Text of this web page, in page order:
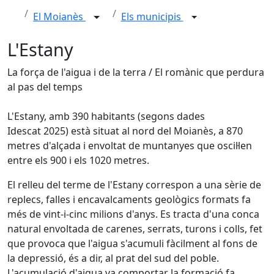
El Moianès Els municipis
L'Estany
La força de l'aigua i de la terra / El romànic que perdura
al pas del temps
L'Estany, amb 390 habitants (segons dades
Idescat 2025) està situat al nord del Moianès, a 870
metres d'alçada i envoltat de muntanyes que oscil·len
entre els 900 i els 1020 metres.
El relleu del terme de l'Estany correspon a una sèrie de
replecs, falles i encavalcaments geològics formats fa
més de vint-i-cinc milions d'anys. Es tracta d'una conca
natural envoltada de carenes, serrats, turons i colls, fet
que provoca que l'aigua s'acumuli fàcilment al fons de
la depressió, és a dir, al prat del sud del poble.